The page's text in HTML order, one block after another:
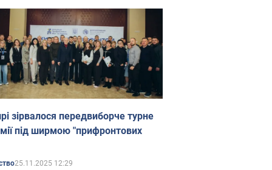
зірвалося передвиборче турне
під ширмою "прифронтових
25.11.2025 12:29